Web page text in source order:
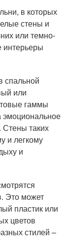
в которых
стены и
или темно-
интерьеры
спальной
или
гаммы
эмоциональное
Стены таких
и легкому
и
Это может
пластик или
цветов
стилей –